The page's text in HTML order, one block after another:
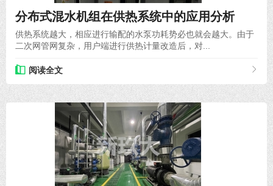
分布式混水机组在供热系统中的应用分析
供热系统越大，相应进行输配的水泵功耗势必也就会越大。由于
二次网管网复杂，用户端进行供热计量改造后，对...
阅读全文